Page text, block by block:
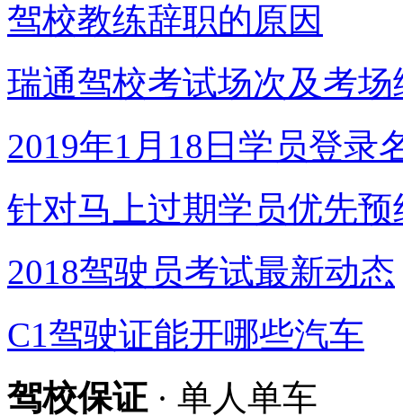
驾校教练辞职的原因
瑞通驾校考试场次及考
2019年1月18日学员登录
针对马上过期学员优先
2018驾驶员考试最新动态
C1驾驶证能开哪些汽车
驾校保证 · 单人单车